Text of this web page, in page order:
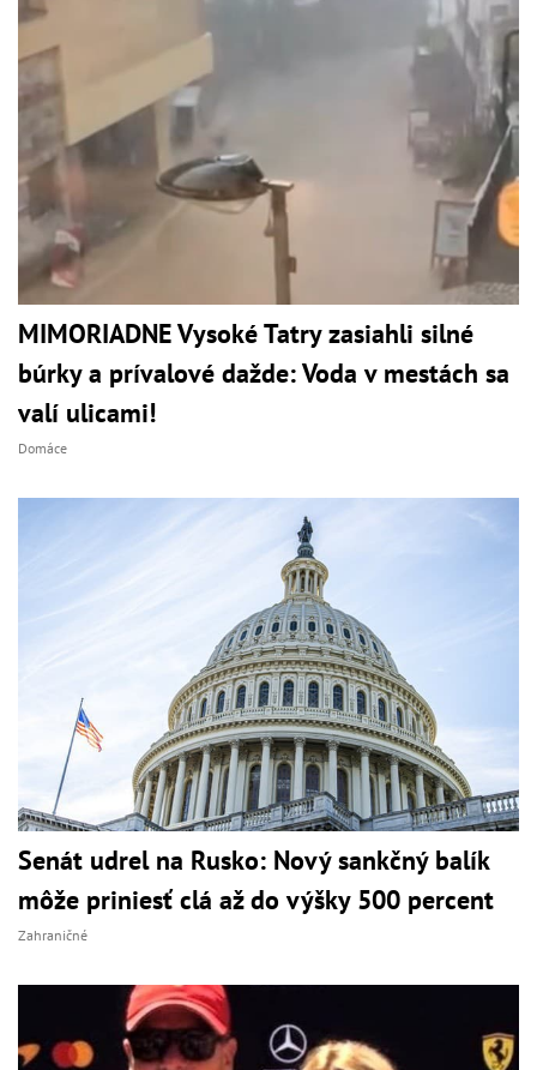
MIMORIADNE Vysoké Tatry zasiahli silné
búrky a prívalové dažde: Voda v mestách sa
valí ulicami!
Domáce
Senát udrel na Rusko: Nový sankčný balík
môže priniesť clá až do výšky 500 percent
Zahraničné